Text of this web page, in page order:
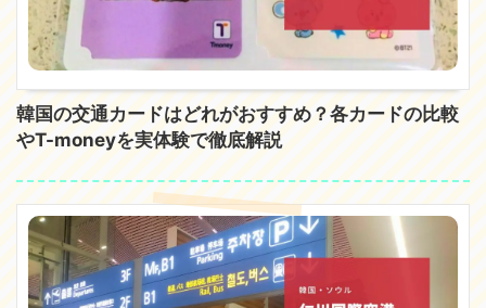
韓国の交通カードはどれがおすすめ？各カードの比較
やT-moneyを実体験で徹底解説